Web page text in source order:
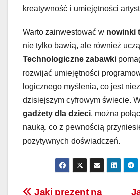
kreatywność i umiejętności
Warto zainwestować w nowinki
nie tylko bawią, ale również
Technologiczne zabawki
rozwijać umiejętności
logicznego myślenia, co jest
dzisiejszym cyfrowym świecie.
gadżety dla dzieci, można
nauką, co z pewnością
pozytywnych doświadczeń.
Jaki prezent na